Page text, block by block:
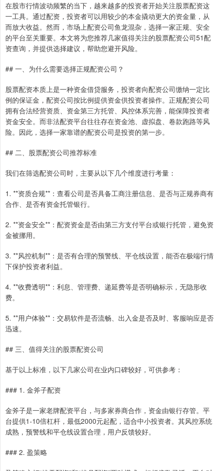
在股市行情波动频繁的当下，越来越多的投资者开始关注股票配资这
一工具。通过配资，投资者可以用较少的本金撬动更大的资金量，从
而放大收益。然而，市场上配资公司鱼龙混杂，选择一家正规、安全
的平台至关重要。本文将为您推荐几家值得关注的股票配资公司51配
资查询，并提供选择建议，帮助您避开风险。
## 一、为什么需要选择正规配资公司？
股票配资本质上是一种资金借贷服务，投资者向配资公司缴纳一定比
例的保证金，配资公司按比例提供资金供投资者操作。正规配资公司
拥有合法经营资质、资金第三方托管、风控体系完善，能保障投资者
资金安全。而非法配资平台往往存在资金池、虚拟盘、卷款跑路等风
险。因此，选择一家靠谱的配资公司是投资的第一步。
## 二、股票配资公司推荐标准
我们在筛选配资公司时，主要从以下几个维度进行考量：
1. **资质合规**：查看公司是否具备工商注册信息、是否与正规券商有
合作、是否有资金托管银行。
2. **资金安全**：配资资金是否由第三方支付平台或银行托管，避免资
金被挪用。
3. **风控机制**：是否有合理的预警线、平仓线设置，能否在极端行情
下保护投资者利益。
4. **收费透明**：利息、管理费、递延费等是否明确标示，无隐形收
费。
5. **用户体验**：交易软件是否流畅、出入金是否及时、客服响应是否
迅速。
## 三、值得关注的股票配资公司
基于以上标准，以下几家公司在业内口碑较好，可供参考：
### 1. 金斧子配资
金斧子是一家老牌配资平台，与多家券商合作，资金由银行存管。平
台提供1-10倍杠杆，最低2000元起配，适合中小投资者。其风控系统
成熟，预警线和平仓线设置合理，用户反馈较好。
### 2. 盈策略